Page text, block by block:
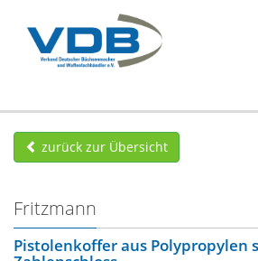
zurück zur Übersicht
Fritzmann
Pistolenkoffer aus Polypropylen